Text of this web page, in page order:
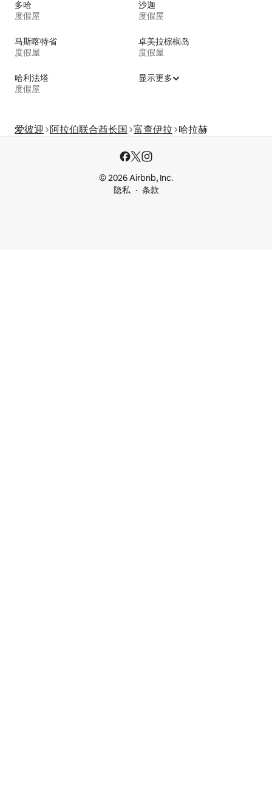
多哈
度假屋
沙迦
度假屋
马斯喀特省
度假屋
卓美拉棕榈岛
度假屋
哈利法塔
度假屋
显示更多
爱彼迎 阿拉伯联合酋长国 富查伊拉 哈拉赫
© 2026 Airbnb, Inc.
隐私
条款